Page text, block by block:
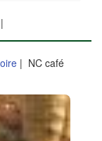
|
| NC café